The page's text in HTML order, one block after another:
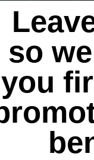
so
you